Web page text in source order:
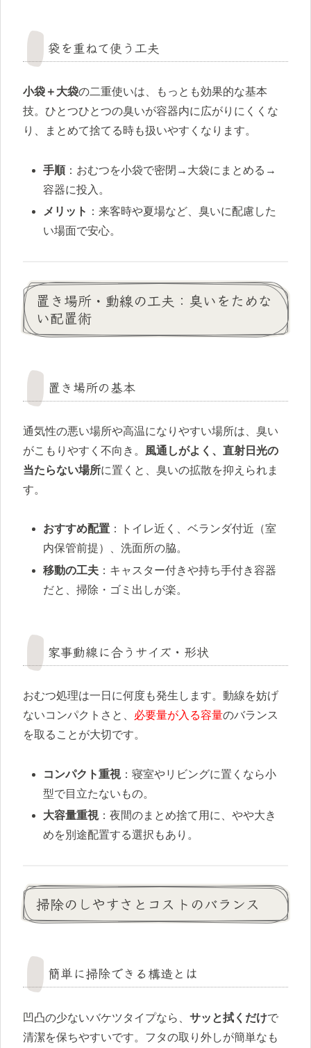
袋を重ねて使う工夫
小袋＋大袋の二重使いは、もっとも効果的な基本
技。ひとつひとつの臭いが容器内に広がりにくくな
り、まとめて捨てる時も扱いやすくなります。
手順：おむつを小袋で密閉→大袋にまとめる→
容器に投入。
メリット ：来客時や夏場など、臭いに配慮した
い場面で安心。
置き場所・動線の工夫：臭いをためな
い配置術
置き場所の基本
通気性の悪い場所や高温になりやすい場所は、臭い
がこもりやすく不向き。
風通しがよく、直射日光の
当たらない場所に置くと、臭いの拡散を抑えられま
す。
おすすめ配置 ：トイレ近く、ベランダ付近（室
内保管前提）、洗面所の脇。
移動の工夫 ：キャスター付きや持ち手付き容器
だと、掃除・ゴミ出しが楽。
家事動線に合うサイズ・形状
おむつ処理は一日に何度も発生します。動線を妨げ
ないコンパクトさと、 必要量が入る容量のバランス
を取ることが大切です。
コンパクト重視 ：寝室やリビングに置くなら小
型で目立たないもの。
大容量重視 ：夜間のまとめ捨て用に、やや大き
めを別途配置する選択もあり。
掃除のしやすさとコストのバランス
簡単に掃除できる構造とは
凹凸の少ないバケツタイプなら、 サッと拭くだけで
清潔を保ちやすいです。フタの取り外しが簡単なも